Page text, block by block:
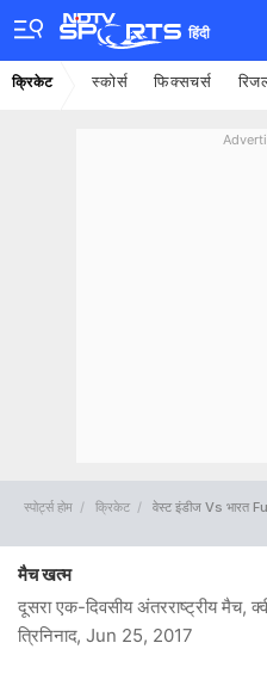
हिंदी
क्रिकेट स्कोर्स फिक्सचर्स
स्पोर्ट्स होम क्रिकेट वेस्ट इंडीज Vs भारत
मैच खत्म
दूसरा एक-दिवसीय अंतरराष्ट्रीय मैच,
त्रिनिनाद, Jun 25, 2017